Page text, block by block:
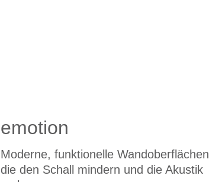
emotion
Moderne, funktionelle Wandoberflächen
die den Schall mindern und die Akustik